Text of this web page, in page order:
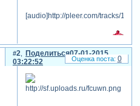
[audio]http://pleer.com/tracks/
Поделиться
2
07-01-2015
03:22:52
0